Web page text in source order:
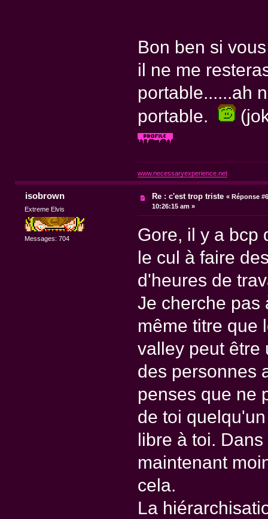
Bon ben si
il ne me
portable......ah
portable.
www.necessaryexperience.net
isobrown
Extreme Elvis
Messages: 704
Re : c'est trop triste «Réponse
10:26:15 am »
Gore, il y a bcp
le cul à faire
d'heures de
Je cherche pas
même titre que
valley peut être
des personnes
penses que ne
de toi
libre à toi.
maintenant
cela.
La